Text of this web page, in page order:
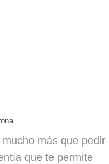
más que pedir
que te permite